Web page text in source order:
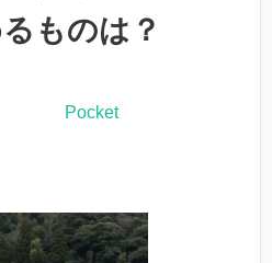
ものは？
Pocket